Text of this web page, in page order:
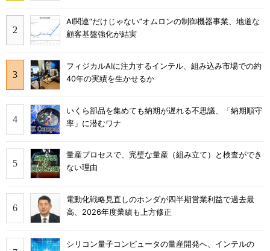
AI関連“だけじゃない”オムロンの制御機器事業、地道な
顧客基盤強化が結実
フィジカルAIに注力するインテル、組み込み市場での約
40年の実績を生かせるか
いくら部品を集めても納期が遅れる不思議、「納期順守
率」に潜むワナ
量産プロセスで、完璧な量産（組み立て）と検査ができ
ない理由
電動化戦略見直しのホンダが四半期営業利益で過去最
高、2026年度業績も上方修正
シリコン量子コンピュータの量産開発へ、インテルの